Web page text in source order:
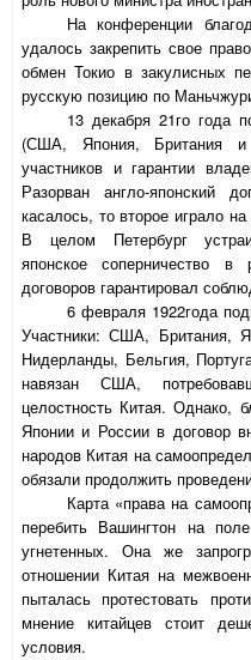
На конференции
удалось закрепить свое
обмен Токио в закулисных
русскую позицию по
13 декабря 21го года
(США, Япония, Британия
участников и гарантии
Разорван англо-японский
касалось, то второе играло
В целом Петербург
японское соперничество
договоров гарантировал
6 февраля 1922года
Участники: США, Британия,
Нидерланды, Бельгия,
навязан США,
целостность Китая. Однако,
Японии и России в договор
народов Китая на
обязали продолжить
Карта «права на
перебить Вашингтон на
угнетенных. Она же
отношении Китая на
пыталась протестовать
мнение китайцев стоит
условия.